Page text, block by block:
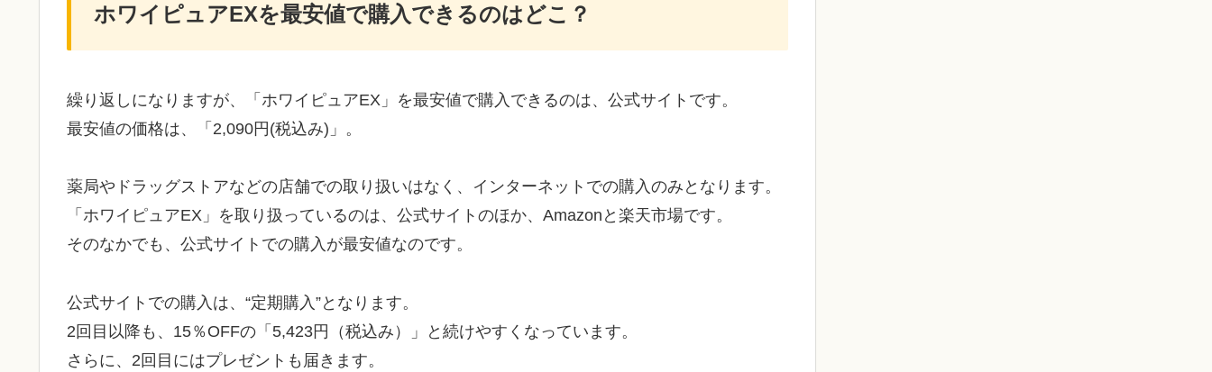
ホワイピュアEXを最安値で購入できるのはどこ？
繰り返しになりますが、「ホワイピュアEX」を最安値で購入できるのは、公式サイトです。
最安値の価格は、「2,090円(税込み)」。
薬局やドラッグストアなどの店舗での取り扱いはなく、インターネットでの購入のみとなります。
「ホワイピュアEX」を取り扱っているのは、公式サイトのほか、Amazonと楽天市場です。
そのなかでも、公式サイトでの購入が最安値なのです。
公式サイトでの購入は、“定期購入”となります。
2回目以降も、15％OFFの「5,423円（税込み）」と続けやすくなっています。
さらに、2回目にはプレゼントも届きます。